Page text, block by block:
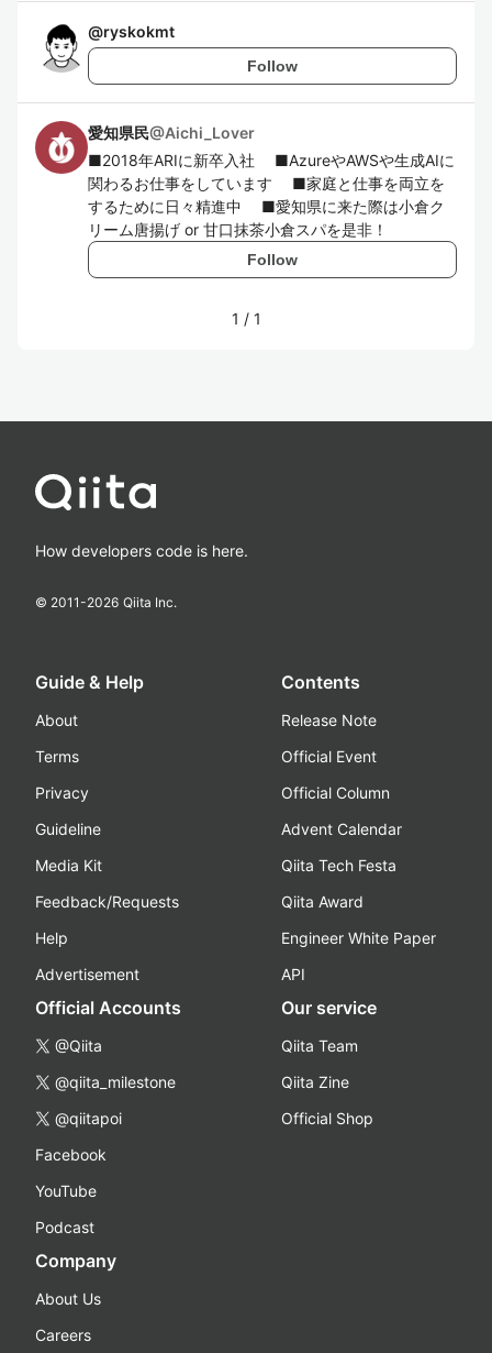
@ryskokmt
Follow
愛知県民@Aichi_Lover
■2018年ARIに新卒入社 ■AzureやAWSや生成AIに
関わるお仕事をしています ■家庭と仕事を両立を
するために日々精進中 ■愛知県に来た際は小倉ク
リーム唐揚げ or 甘口抹茶小倉スパを是非！
Follow
1 / 1
How developers code is here.
© 2011-2026 Qiita Inc.
Guide & Help
About
Terms
Privacy
Guideline
Media Kit
Feedback/Requests
Help
Advertisement
Contents
Release Note
Official Event
Official Column
Advent Calendar
Qiita Tech Festa
Qiita Award
Engineer White Paper
API
Official Accounts
@Qiita
@qiita_milestone
@qiitapoi
Facebook
YouTube
Podcast
Our service
Qiita Team
Qiita Zine
Official Shop
Company
About Us
Careers